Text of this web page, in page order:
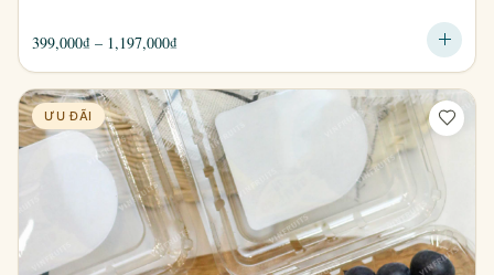
399,000₫ – 1,197,000₫
từ
399,000₫
đến
1,197,000₫
ƯU ĐÃI